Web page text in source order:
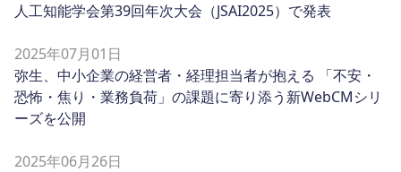
人工知能学会第39回年次大会（JSAI2025）で発表
2025年07月01日
弥生、中小企業の経営者・経理担当者が抱える 「不安・
恐怖・焦り・業務負荷」の課題に寄り添う新WebCMシリ
ーズを公開
2025年06月26日